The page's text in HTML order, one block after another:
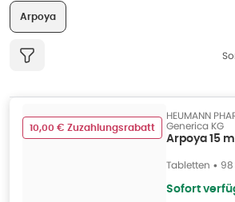
Arpoya
10,00 € Zuzahlungsrabatt
HEUMANN
Generica KG
Arpoya 15
Tabletten • 98
Sofort